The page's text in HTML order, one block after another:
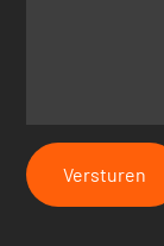
Versturen